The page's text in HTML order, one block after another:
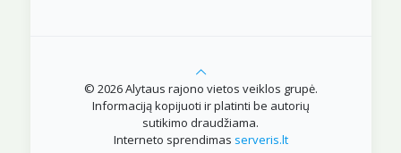
© 2026 Alytaus rajono vietos veiklos grupė.
Informaciją kopijuoti ir platinti be autorių
sutikimo draudžiama.
Interneto sprendimas serveris.lt